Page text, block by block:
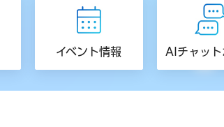
イベント情報 AIチャッ